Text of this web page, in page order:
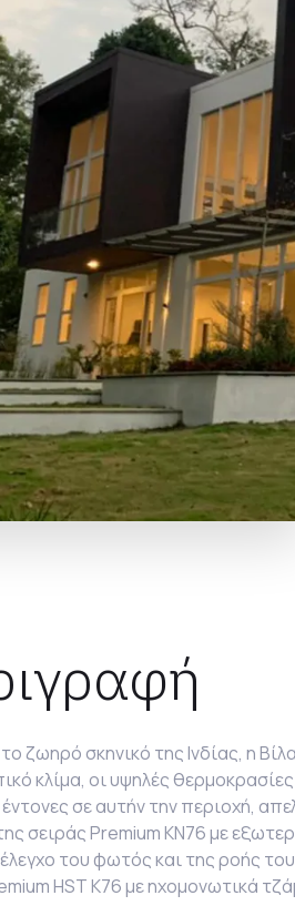
ζωηρό σκηνικό της Ινδίας, η Βίλα
κλίμα, οι υψηλές
έντονες σε αυτήν την περιοχή,
σειράςPremium KN76 με
του φωτός και της ροής
HST K76 με ηχομονωτικά